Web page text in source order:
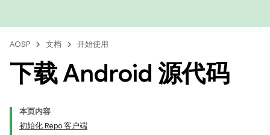
AOSP 文档 开始使用
下载 Android 源代码
本页内容
初始化 Repo 客户端